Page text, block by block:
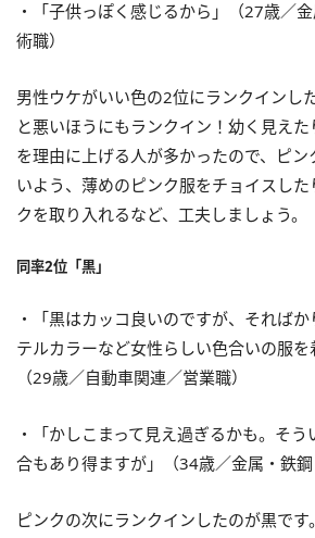
・「子供っぽく感じるから」（27歳／
術職）
男性ウケがいい色の2位にランクインし
と悪いほうにもランクイン！幼く見え
を理由に上げる人が多かったので、ピ
いよう、薄めのピンク服をチョイスし
クを取り入れるなど、工夫しましょう。
同率2位「黒」
・「黒はカッコ良いのですが、それば
テルカラーなど女性らしい色合いの服を
（29歳／自動車関連／営業職）
・「かしこまって見え過ぎるかも。そ
合もあり得ますが」（34歳／金属・鉄鋼
ピンクの次にランクインしたのが黒です